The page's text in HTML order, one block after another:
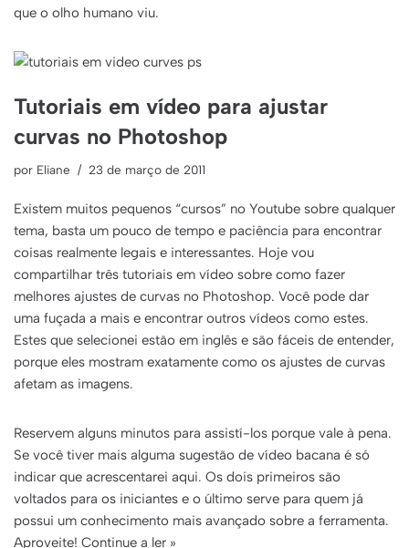
que o olho humano viu.
Tutoriais em vídeo para ajustar
curvas no Photoshop
por Eliane 23 de março de 2011
Existem muitos pequenos “cursos” no Youtube sobre qualquer
tema, basta um pouco de tempo e paciência para encontrar
coisas realmente legais e interessantes. Hoje vou
compartilhar três tutoriais em vídeo sobre como fazer
melhores ajustes de curvas no Photoshop. Você pode dar
uma fuçada a mais e encontrar outros vídeos como estes.
Estes que selecionei estão em inglês e são fáceis de entender,
porque eles mostram exatamente como os ajustes de curvas
afetam as imagens.
Reservem alguns minutos para assistí-los porque vale à pena.
Se você tiver mais alguma sugestão de vídeo bacana é só
indicar que acrescentarei aqui. Os dois primeiros são
voltados para os iniciantes e o último serve para quem já
possui um conhecimento mais avançado sobre a ferramenta.
Aproveite! Continue a ler »